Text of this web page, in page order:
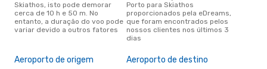
Skiathos, isto pode demorar
cerca de 10 h e 50 m. No
entanto, a duração do voo pode
variar devido a outros fatores
Porto para Skiathos
proporcionados pela eDreams,
que foram encontrados pelos
nossos clientes nos últimos 3
dias
Aeroporto de origem Aeroporto de destino